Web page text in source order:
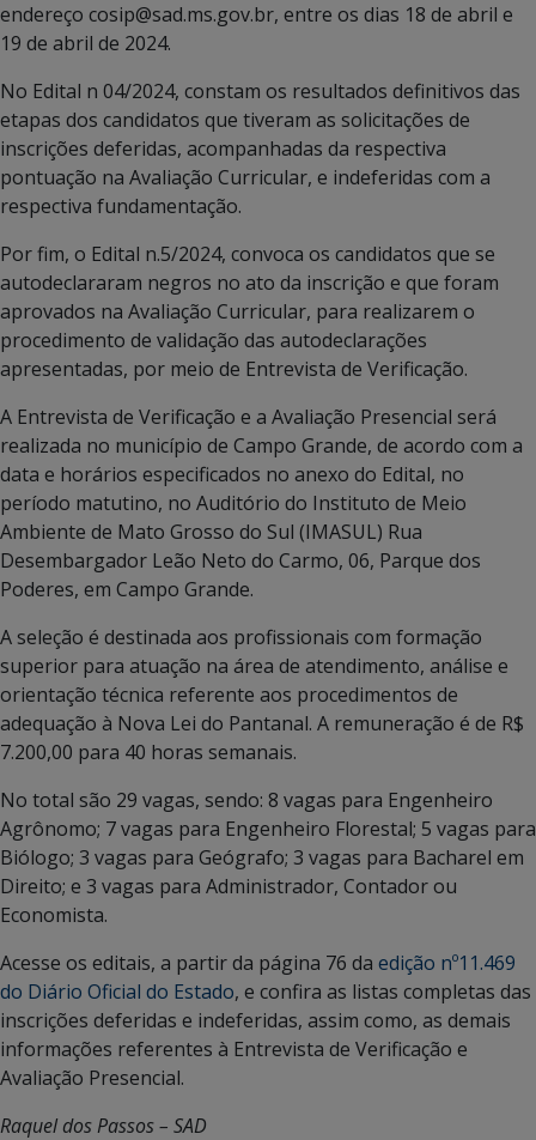
endereço cosip@sad.ms.gov.br, entre os dias 18 de abril e
19 de abril de 2024.
No Edital n 04/2024, constam os resultados definitivos das
etapas dos candidatos que tiveram as solicitações de
inscrições deferidas, acompanhadas da respectiva
pontuação na Avaliação Curricular, e indeferidas com a
respectiva fundamentação.
Por fim, o Edital n.5/2024, convoca os candidatos que se
autodeclararam negros no ato da inscrição e que foram
aprovados na Avaliação Curricular, para realizarem o
procedimento de validação das autodeclarações
apresentadas, por meio de Entrevista de Verificação.
A Entrevista de Verificação e a Avaliação Presencial será
realizada no município de Campo Grande, de acordo com a
data e horários especificados no anexo do Edital, no
período matutino, no Auditório do Instituto de Meio
Ambiente de Mato Grosso do Sul (IMASUL) Rua
Desembargador Leão Neto do Carmo, 06, Parque dos
Poderes, em Campo Grande.
A seleção é destinada aos profissionais com formação
superior para atuação na área de atendimento, análise e
orientação técnica referente aos procedimentos de
adequação à Nova Lei do Pantanal. A remuneração é de R$
7.200,00 para 40 horas semanais.
No total são 29 vagas, sendo: 8 vagas para Engenheiro
Agrônomo; 7 vagas para Engenheiro Florestal; 5 vagas para
Biólogo; 3 vagas para Geógrafo; 3 vagas para Bacharel em
Direito; e 3 vagas para Administrador, Contador ou
Economista.
Acesse os editais, a partir da página 76 da edição nº11.469
do Diário Oficial do Estado, e confira as listas completas das
inscrições deferidas e indeferidas, assim como, as demais
informações referentes à Entrevista de Verificação e
Avaliação Presencial.
Raquel dos Passos – SAD